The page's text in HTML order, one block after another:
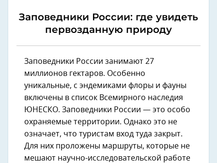
Заповедники России: где увидеть
первозданную природу
Заповедники России занимают 27
миллионов гектаров. Особенно
уникальные, с эндемиками флоры и фауны
включены в список Всемирного наследия
ЮНЕСКО. Заповедники России — это особо
охраняемые территории. Однако это не
означает, что туристам вход туда закрыт.
Для них проложены маршруты, которые не
мешают научно-исследовательской работе